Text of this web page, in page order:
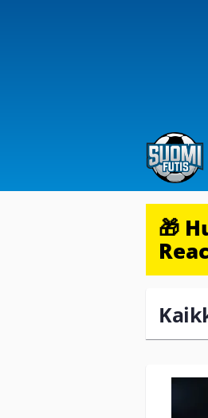
🎁